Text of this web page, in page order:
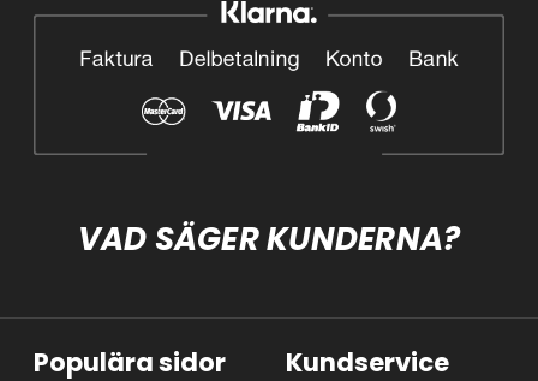
VAD SÄGER KUNDERNA?
Populära sidor Kundservice